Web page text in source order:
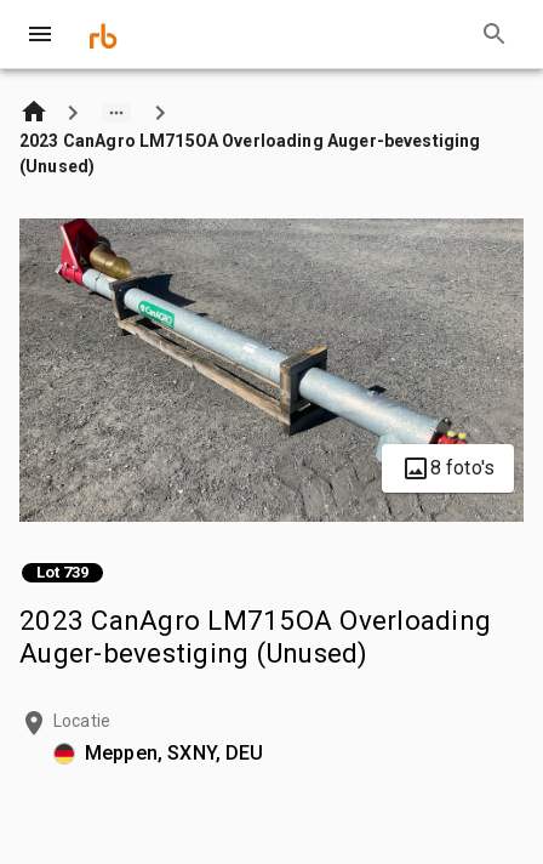
2023 CanAgro LM715OA Overloading Auger-bevestiging
(Unused)
8 foto's
Lot 739
2023 CanAgro LM715OA Overloading
Auger-bevestiging (Unused)
Locatie
Meppen, SXNY, DEU